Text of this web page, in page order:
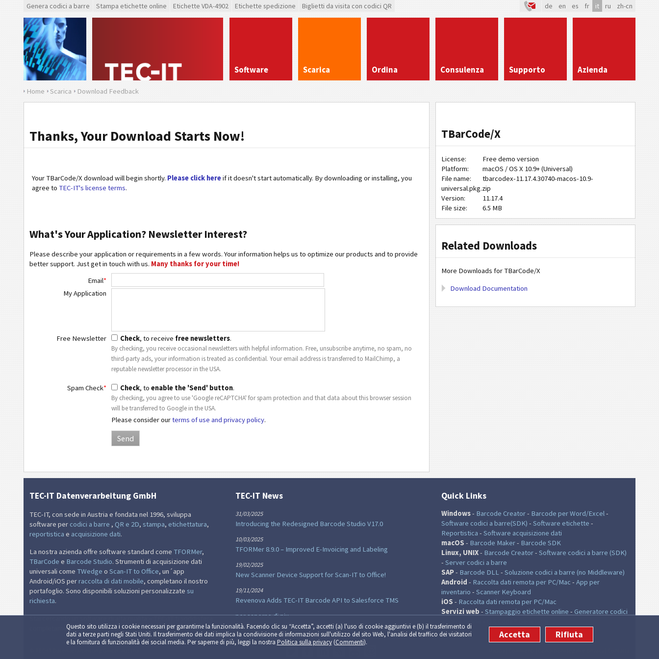
Questo sito utilizza i cookie necessari per garantirne la funzionalità. Facendo clic su “Accetta”, accetti (a) l'uso di cookie aggiuntivi e (b) il trasferimento di
dati a terze parti negli Stati Uniti. Il trasferimento dei dati implica la condivisione di informazioni sull'utilizzo del sito Web, l'analisi del traffico dei visitatori
e la fornitura di funzionalità dei social media. Per saperne di più, leggi la nostra Politica sulla privacy(Commenti).
Accetta Rifiuta
Genera codici a barre Stampa etichette online Etichette VDA-4902 Etichette spedizione Biglietti da visita con codici QR de en es fr it ru zh-cn
Software Scarica Ordina Consulenza Supporto Azienda
Home Scarica Download Feedback
Thanks, Your Download Starts Now!
Your TBarCode/X download will begin shortly. Please click hereif it doesn't start automatically. By downloading or installing, you
agree to TEC-IT's license terms.
What's Your Application? Newsletter Interest?
Please describe your application or requirements in a few words. Your information helps us to optimize our products and to provide
better support. Just get in touch with us. Many thanks for your time!
Email*
My Application
Free Newsletter Check, to receive free newsletters.
By checking, you receive occasional newsletters with helpful information. Free, unsubscribe anytime, no spam, no
third-party ads, your information is treated as confidential. Your email address is transferred to MailChimp, a
reputable newsletter processor in the USA.
Spam Check* Check, to enable the 'Send' button.
By checking, you agree to use 'Google reCAPTCHA' for spam protection and that data about this browser session
will be transferred to Google in the USA.
Please consider ourterms of use and privacy policy.
TBarCode/X
License:
Free demo version
Platform:
macOS / OS X 10.9+ (Universal)
File name:
tbarcodex-11.17.4.30740-macos-10.9-
universal.pkg.zip
Version:
11.17.4
File size:
6.5 MB
Related Downloads
More Downloads for TBarCode/X
Download Documentation
TEC-IT Datenverarbeitung GmbH
TEC-IT, con sede in Austria e fondata nel 1996, sviluppa
software per codici a barre , QR e 2D, stampa, etichettatura,
reportistica e acquisizione dati.
La nostra azienda offre software standard come TFORMer,
TBarCode e Barcode Studio. Strumenti di acquisizione dati
universali come TWedge o Scan-IT to Office, un´app
Android/iOS perraccolta di dati mobile, completano il nostro
portafoglio. Sono disponibili soluzioni personalizzate su
richiesta.
Stai cercando un software di alta qualità – TEC-IT ti soddisferà
completamente.
TEC-IT News
31/03/2025
Introducing the Redesigned Barcode Studio V17.0
10/03/2025
TFORMer 8.9.0 – Improved E-Invoicing and Labeling
19/02/2025
New Scanner Device Support for Scan-IT to Office!
19/11/2024
Revenova Adds TEC-IT Barcode API to Salesforce TMS
per saperne di piu...
Quick Links
Windows- Barcode Creator- Barcode per Word/Excel-
Software codici a barre(SDK) - Software etichette -
Reportistica - Software acquisizione dati
macOS - Barcode Maker- Barcode SDK
Linux, UNIX- Barcode Creator- Software codici a barre (SDK)
- Server codici a barre
SAP- Barcode DLL- Soluzione codici a barre (no Middleware)
Android - Raccolta dati remota per PC/Mac - App per
inventario - Scanner Keyboard
iOS - Raccolta dati remota per PC/Mac
Servizi web - Stampaggio etichette online - Generatore codici